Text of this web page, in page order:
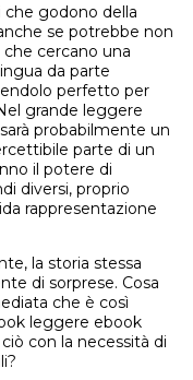
che godono della
se potrebbe non
cercano una
da parte
perfetto per
grande leggere
probabilmente un
parte di un
il potere di
diversi, proprio
rappresentazione
la storia stessa
di sorprese. Cosa
che è così
leggere ebook
con la necessità di